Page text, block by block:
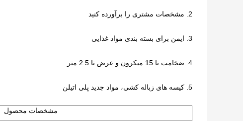
2. مشخصات مشتری را برآورده کنید
3. ایمن برای بسته بندی مواد غذایی
4. ضخامت تا 15 میکرون و عرض تا 2.5 متر
5. کیسه های زباله کشی، مواد جدید پلی اتیلن
مشخصات محصول